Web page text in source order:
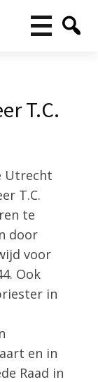
T.C.
Utrecht
T.C.
te
door
voor
Ook
in
en in
Raad in